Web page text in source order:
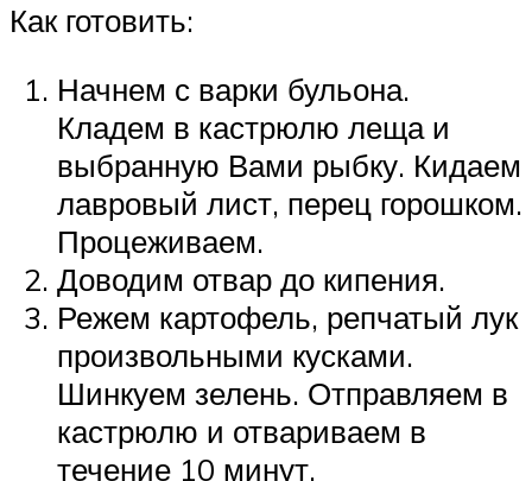
Как готовить:
Начнем с варки бульона.
Кладем в кастрюлю леща и
выбранную Вами рыбку. Кидаем
лавровый лист, перец горошком.
Процеживаем.
Доводим отвар до кипения.
Режем картофель, репчатый лук
произвольными кусками.
Шинкуем зелень. Отправляем в
кастрюлю и отвариваем в
течение 10 минут.